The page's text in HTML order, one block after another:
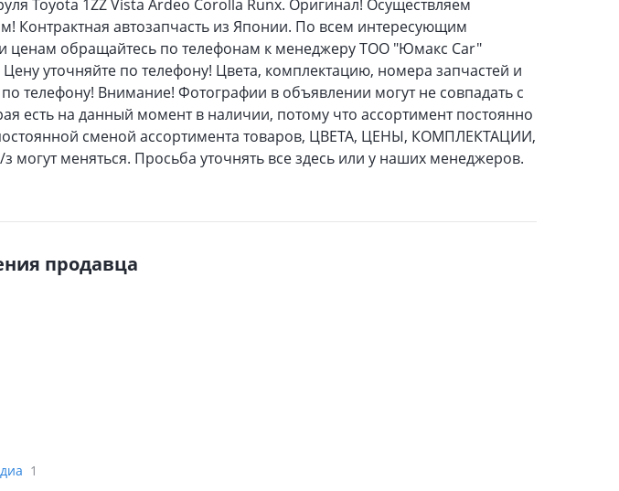
Toyota 1ZZ Vista Ardeo Corolla Runx. Оригинал! Осуществляем
Контрактная автозапчасть из Японии. По всем интересующим
ценам обращайтесь по телефонам к менеджеру ТОО "Юмакс Car"
уточняйте по телефону! Цвета, комплектацию, номера запчастей и
по телефону! Внимание! Фотографии в объявлении могут не совпадать с
есть на данный момент в наличии, потому что ассортимент постоянно
сменой ассортимента товаров, ЦВЕТА, ЦЕНЫ, КОМПЛЕКТАЦИИ,
меняться. Просьба уточнять все здесь или у наших менеджеров.
продавца
1